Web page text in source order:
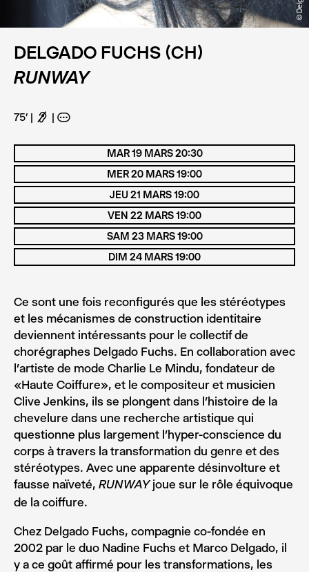
DELGADO FUCHS (CH)
RUNWAY
75’ F A
Ce sont une fois reconfigurés que les stéréotypes
et les mécanismes de construction identitaire
deviennent intéressants pour le collectif de
chorégraphes Delgado Fuchs. En collaboration avec
l’artiste de mode Charlie Le Mindu, fondateur de
«Haute Coiffure», et le compositeur et musicien
Clive Jenkins, ils se plongent dans l’histoire de la
chevelure dans une recherche artistique qui
questionne plus largement l’hyper-conscience du
corps à travers la transformation du genre et des
stéréotypes. Avec une apparente désinvolture et
fausse naïveté, RUNWAYjoue sur le rôle équivoque
de la coiffure.
Chez Delgado Fuchs, compagnie co-fondée en
2002 par le duo Nadine Fuchs et Marco Delgado, il
y a ce goût affirmé pour les transformations, les
MAR 19 MARS 20:30
MER 20 MARS 19:00
JEU 21 MARS 19:00
VEN 22 MARS 19:00
SAM 23 MARS 19:00
DIM 24 MARS 19:00